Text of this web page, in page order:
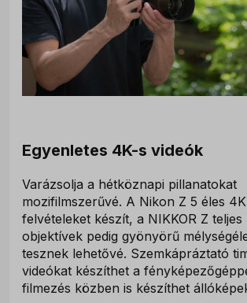
Egyenletes 4K-s videók
Varázsolja a hétköznapi pillanatokat
mozifilmszerűvé. A Nikon Z 5 éles
felvételeket készít, a NIKKOR Z
objektívek pedig gyönyörű
tesznek lehetővé. Szemkápráztató
videókat készíthet a
filmezés közben is készíthet